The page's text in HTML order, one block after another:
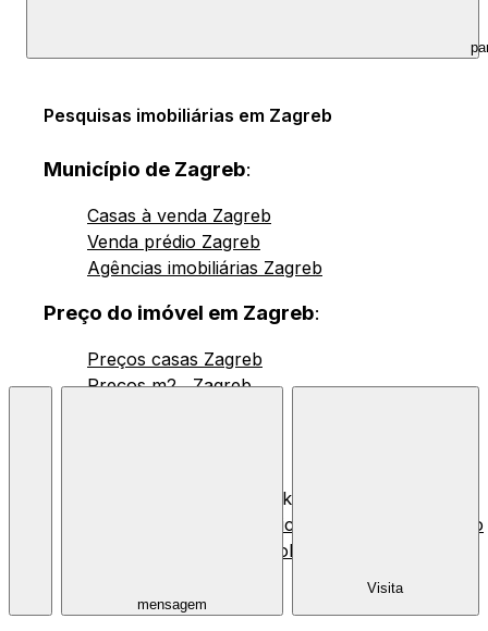
Pesquisas imobiliárias em Zagreb
Município de Zagreb:
Casas à venda Zagreb
Venda prédio Zagreb
Agências imobiliárias Zagreb
Preço do imóvel em Zagreb:
Preços casas Zagreb
Preços m2 , Zagreb
© 2026 Nekretnine.hr |
Política de Privacidade
Uso
de Cookies
mensagem
Visita